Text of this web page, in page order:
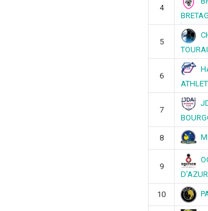
4
5
6
7
8
9
D’AZUR
10